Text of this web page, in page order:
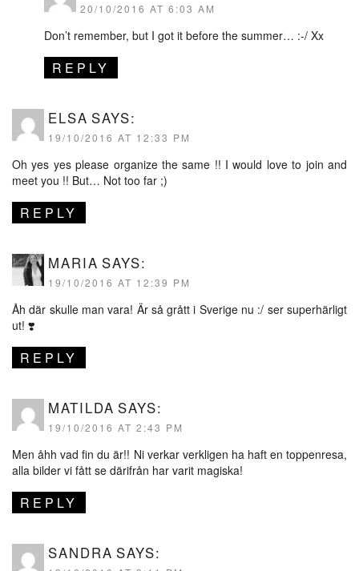
20/10/2016 AT 6:03 AM
Don’t remember, but I got it before the summer… :-/ Xx
REPLY
ELSA SAYS:
19/10/2016 AT 12:33 PM
Oh yes yes please organize the same !! I would love to join and
meet you !! But… Not too far ;)
REPLY
MARIA SAYS:
19/10/2016 AT 12:39 PM
Åh där skulle man vara! Är så grått i Sverige nu :/ ser superhärligt
ut! ❣️
REPLY
MATILDA SAYS:
19/10/2016 AT 2:43 PM
Men åhh vad fin du är!! Ni verkar verkligen ha haft en toppenresa,
alla bilder vi fått se därifrån har varit magiska!
REPLY
SANDRA SAYS: